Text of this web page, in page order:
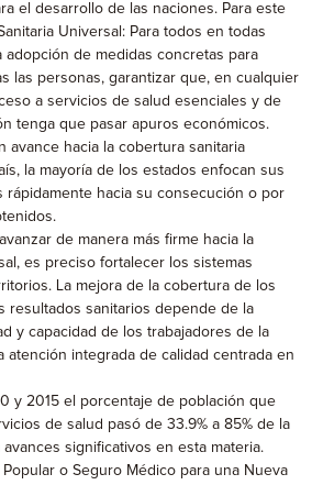
el desarrollo de las naciones. Para este
Universal: Para todos en todas
adopción de medidas concretas para
las personas, garantizar que, en cualquier
a servicios de salud esenciales y de
tenga que pasar apuros económicos.
avance hacia la cobertura sanitaria
la mayoría de los estados enfocan sus
rápidamente hacia su consecución o por
de manera más firme hacia la
es preciso fortalecer los sistemas
La mejora de la cobertura de los
resultados sanitarios depende de la
y capacidad de los trabajadores de la
atención integrada de calidad centrada en
y 2015 el porcentaje de población que
de salud pasó de 33.9% a 85% de la
significativos en esta materia.
o Seguro Médico para una Nueva